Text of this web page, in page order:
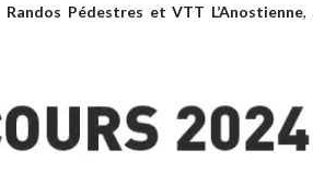
Randos Pédestres et VTT L’Anostienne,